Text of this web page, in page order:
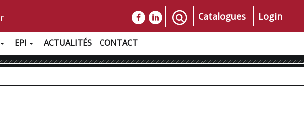
Catalogues Login
EPI ACTUALITÉS CONTACT